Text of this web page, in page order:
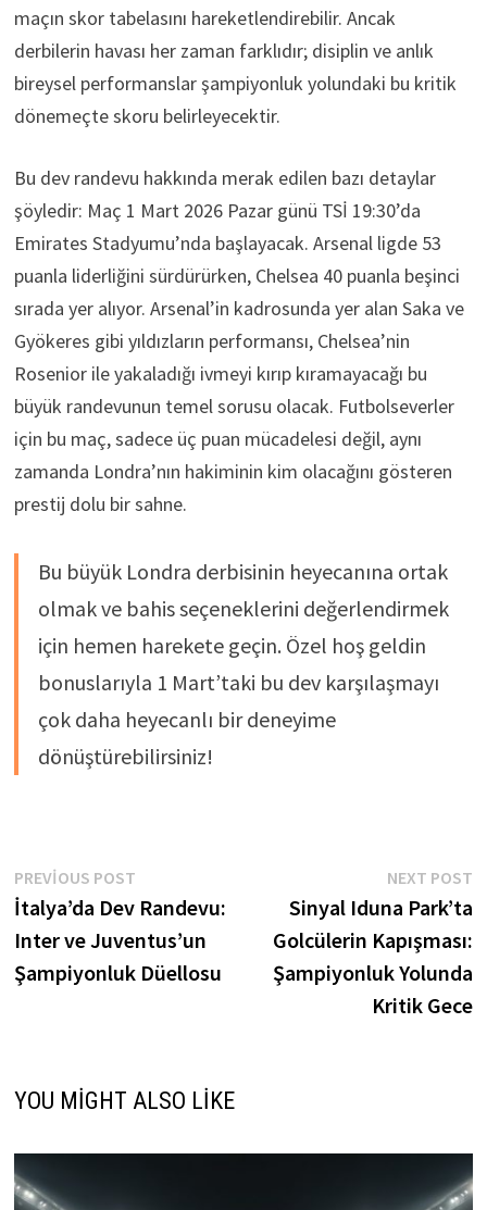
maçın skor tabelasını hareketlendirebilir. Ancak
derbilerin havası her zaman farklıdır; disiplin ve anlık
bireysel performanslar şampiyonluk yolundaki bu kritik
dönemeçte skoru belirleyecektir.
Bu dev randevu hakkında merak edilen bazı detaylar
şöyledir: Maç 1 Mart 2026 Pazar günü TSİ 19:30’da
Emirates Stadyumu’nda başlayacak. Arsenal ligde 53
puanla liderliğini sürdürürken, Chelsea 40 puanla beşinci
sırada yer alıyor. Arsenal’in kadrosunda yer alan Saka ve
Gyökeres gibi yıldızların performansı, Chelsea’nin
Rosenior ile yakaladığı ivmeyi kırıp kıramayacağı bu
büyük randevunun temel sorusu olacak. Futbolseverler
için bu maç, sadece üç puan mücadelesi değil, aynı
zamanda Londra’nın hakiminin kim olacağını gösteren
prestij dolu bir sahne.
Bu büyük Londra derbisinin heyecanına ortak
olmak ve bahis seçeneklerini değerlendirmek
için hemen harekete geçin. Özel hoş geldin
bonuslarıyla 1 Mart’taki bu dev karşılaşmayı
çok daha heyecanlı bir deneyime
dönüştürebilirsiniz!
Yazı
gezinmesi
PREVIOUS POSTPrevious
post:
İtalya’da Dev Randevu:
Inter ve Juventus’un
Şampiyonluk Düellosu
NEXT POST
Sinyal Iduna Park’ta
Golcülerin Kapışması:
Şampiyonluk Yolunda
Kritik Gece
YOU MIGHT ALSO LIKE